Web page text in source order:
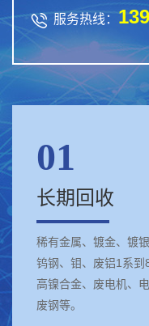
 服务热线：
01
长期回收
稀有金属、镀金、镀
钨钢、钼、废铝1系到
高镍合金、废电机、
废钢等。